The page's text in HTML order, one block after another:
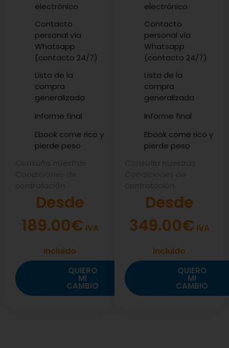
electrónico
Contacto
personal vía
Whatsapp
(contacto 24/7)
Lista de la
compra
generalizada
Informe final
Ebook come rico y
pierde peso
Desde
189.00€ IVA
incluido
QUIERO
MI
CAMBIO
electrónico
Contacto
personal vía
Whatsapp
(contacto 24/7)
Lista de la
compra
generalizada
Informe final
Ebook come rico y
pierde peso
Desde
349.00€ IVA
incluido
QUIERO
MI
CAMBIO